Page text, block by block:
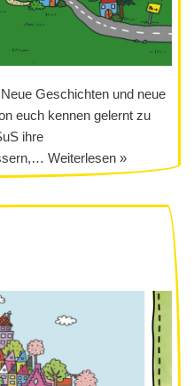
Geschichten und neue
euch kennen gelernt zu
ihre
Weiterlesen »